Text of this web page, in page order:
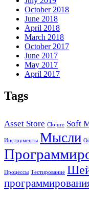
October 2018
June 2018
April 2018
March 2018
October 2017
June 2017
May 2017
April 2017
Tags
Asset Store Clojure Soft
Инструменты Мысли
Процессы Тестирование